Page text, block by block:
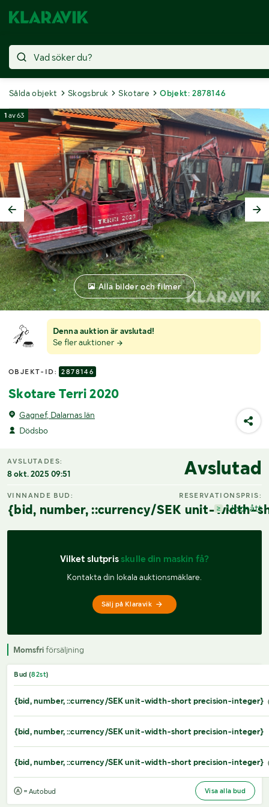
Sålda objekt Skogsbruk Skotare Objekt: 2878146
Denna auktion är avslutad!
Se fler auktioner
OBJEKT-ID: 2878146
Skotare Terri 2020
Gagnef, Dalarnas län
Dödsbo
1 av63
Alla bilder och filmer
AVSLUTADES:
8 okt. 2025 09:51 Avslutad
VINNANDE BUD:
{bid, number, ::currency/SEK unit-width-
RESERVATIONSPRIS:
Uppnått
Vilket slutpris skulle din maskin få?
Kontakta din lokala auktionsmäklare.
Sälj på Klaravik
Momsfriförsäljning
Bud (82st)
{bid, number, ::currency/SEK unit-width-short precision-integer}
{bid, number, ::currency/SEK unit-width-short precision-integer}
{bid, number, ::currency/SEK unit-width-short precision-integer}
= Autobud Visa alla bud